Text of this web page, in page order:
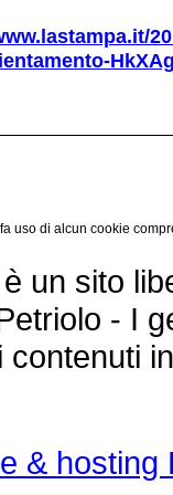
uso di alcun cookie
un sito
- I
& hosting